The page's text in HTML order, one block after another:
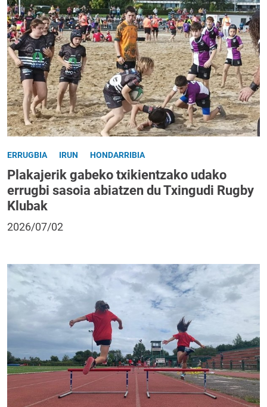
ERRUGBIA IRUN HONDARRIBIA
Plakajerik gabeko txikientzako udako
errugbi sasoia abiatzen du Txingudi Rugby
Klubak
2026/07/02